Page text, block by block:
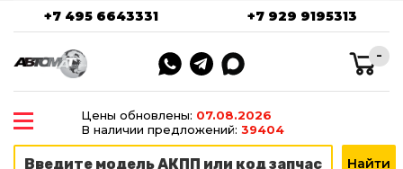
+7 495 6643331 +7 929 9195313
-
Цены обновлены: 07.08.2026
В наличии предложений: 39404